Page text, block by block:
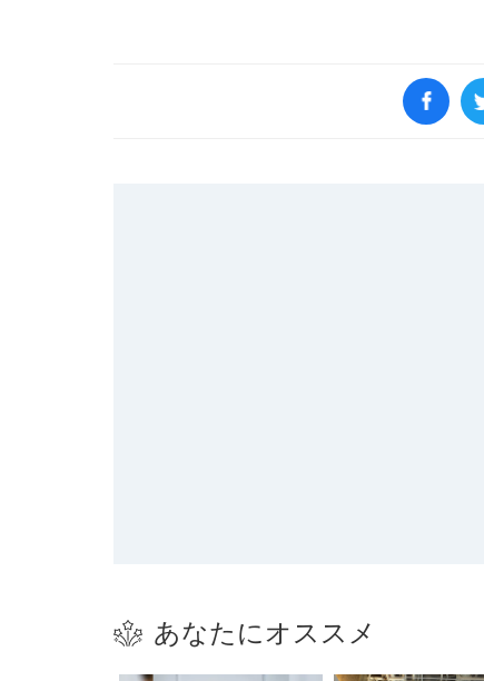
あなたにオススメ